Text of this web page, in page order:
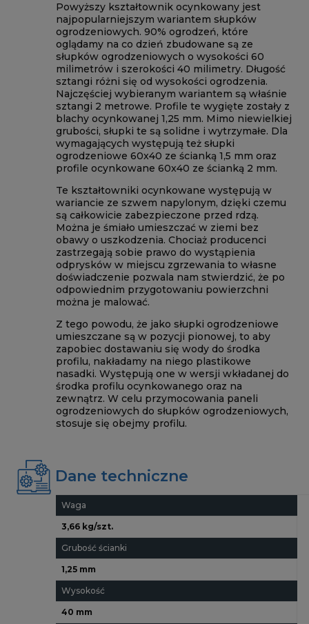
Powyższy kształtownik ocynkowany jest
najpopularniejszym wariantem słupków
ogrodzeniowych. 90% ogrodzeń, które
oglądamy na co dzień zbudowane są ze
słupków ogrodzeniowych o wysokości 60
milimetrów i szerokości 40 milimetry. Długość
sztangi różni się od wysokości ogrodzenia.
Najczęściej wybieranym wariantem są właśnie
sztangi 2 metrowe. Profile te wygięte zostały z
blachy ocynkowanej 1,25 mm. Mimo niewielkiej
grubości, słupki te są solidne i wytrzymałe. Dla
wymagających występują też słupki
ogrodzeniowe 60x40 ze ścianką 1,5 mm oraz
profile ocynkowane 60x40 ze ścianką 2 mm.
Te kształtowniki ocynkowane występują w
wariancie ze szwem napylonym, dzięki czemu
są całkowicie zabezpieczone przed rdzą.
Można je śmiało umieszczać w ziemi bez
obawy o uszkodzenia. Chociaż producenci
zastrzegają sobie prawo do wystąpienia
odprysków w miejscu zgrzewania to własne
doświadczenie pozwala nam stwierdzić, że po
odpowiednim przygotowaniu powierzchni
można je malować.
Z tego powodu, że jako słupki ogrodzeniowe
umieszczane są w pozycji pionowej, to aby
zapobiec dostawaniu się wody do środka
profilu, nakładamy na niego plastikowe
nasadki. Występują one w wersji wkładanej do
środka profilu ocynkowanego oraz na
zewnątrz. W celu przymocowania paneli
ogrodzeniowych do słupków ogrodzeniowych,
stosuje się obejmy profilu.
Dane techniczne
Waga
3,66 kg/szt.
Grubość ścianki
1,25 mm
Wysokość
40 mm